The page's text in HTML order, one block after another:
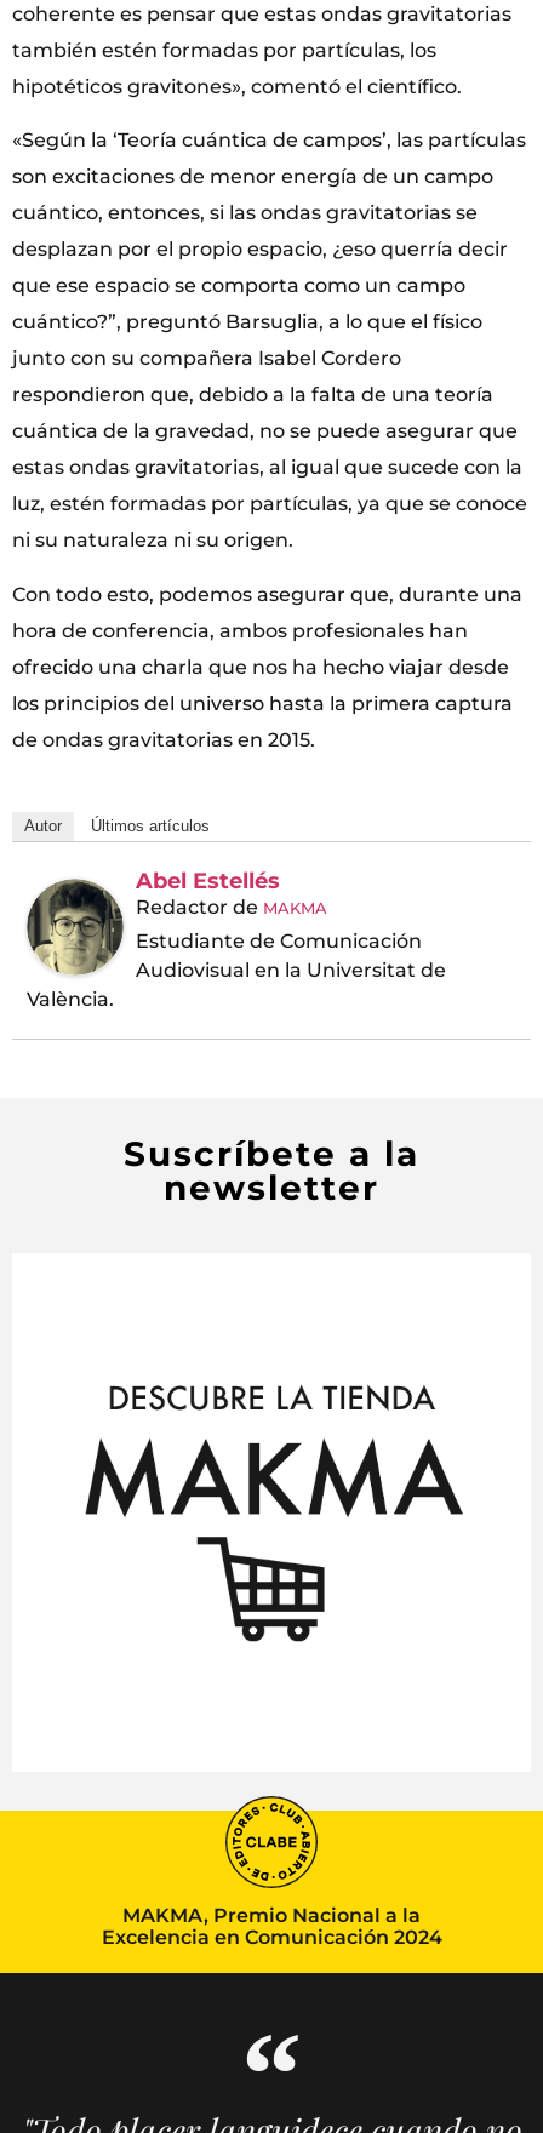
coherente es pensar que estas ondas gravitatorias
también estén formadas por partículas, los
hipotéticos gravitones», comentó el científico.
«Según la ‘Teoría cuántica de campos’, las partículas
son excitaciones de menor energía de un campo
cuántico, entonces, si las ondas gravitatorias se
desplazan por el propio espacio, ¿eso querría decir
que ese espacio se comporta como un campo
cuántico?”, preguntó Barsuglia, a lo que el físico
junto con su compañera Isabel Cordero
respondieron que, debido a la falta de una teoría
cuántica de la gravedad, no se puede asegurar que
estas ondas gravitatorias, al igual que sucede con la
luz, estén formadas por partículas, ya que se conoce
ni su naturaleza ni su origen.
Con todo esto, podemos asegurar que, durante una
hora de conferencia, ambos profesionales han
ofrecido una charla que nos ha hecho viajar desde
los principios del universo hasta la primera captura
de ondas gravitatorias en 2015.
Autor Últimos artículos
Abel Estellés
Redactor de MAKMA
Estudiante de Comunicación
Audiovisual en la Universitat de
València.
Suscríbete a la
newsletter
MAKMA, Premio Nacional a la
Excelencia en Comunicación 2024